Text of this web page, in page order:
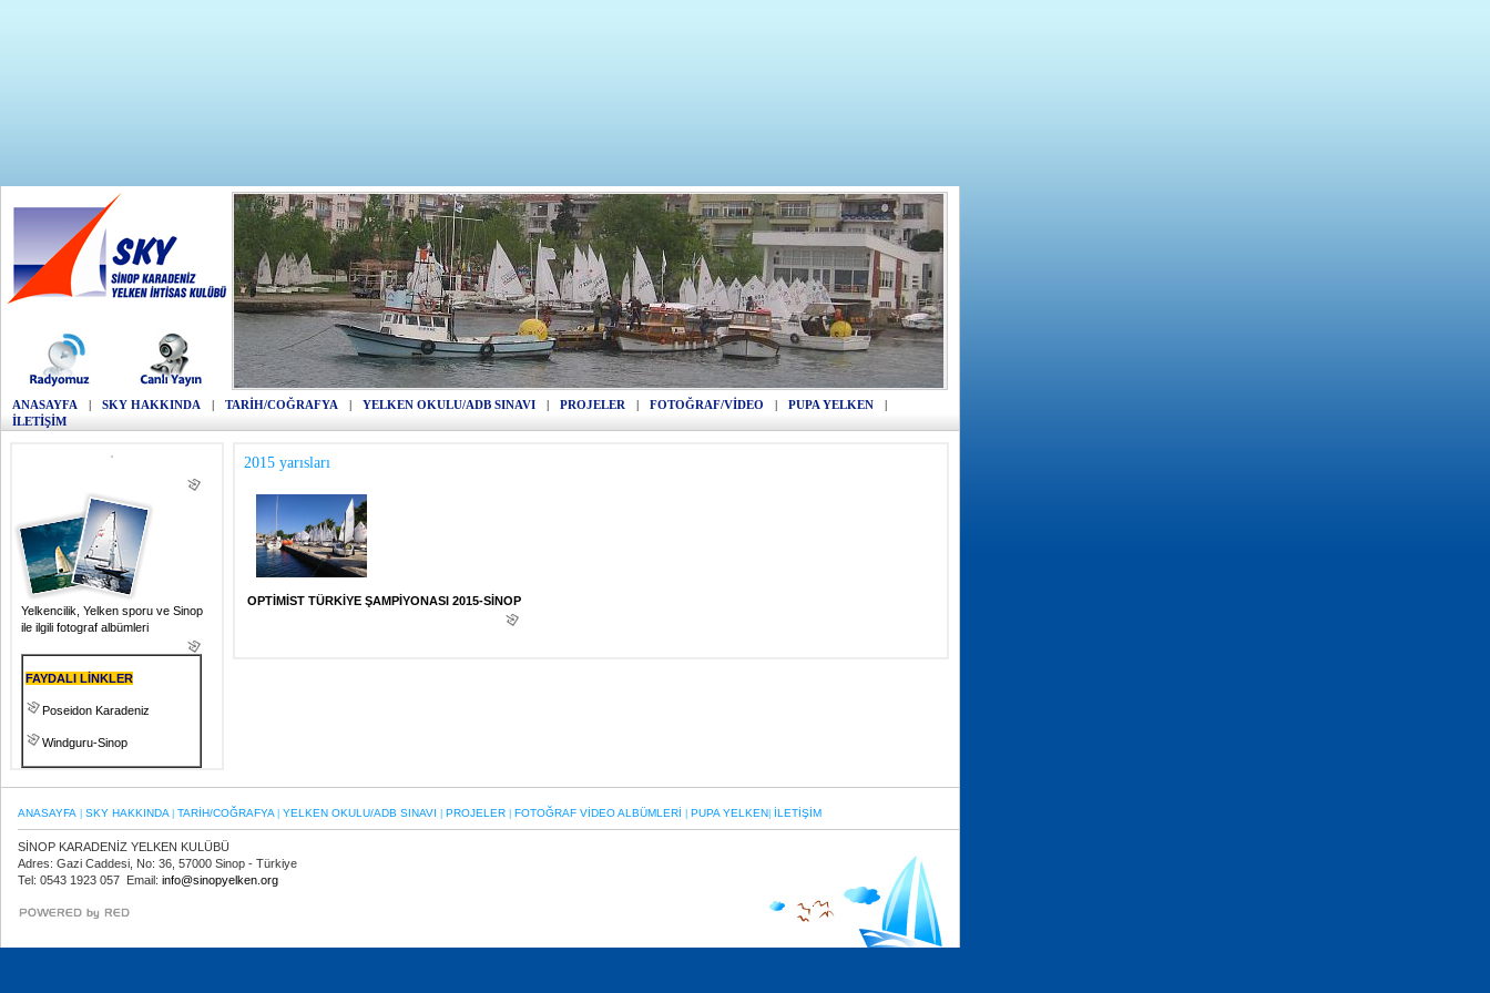
ANASAYFA | SKY HAKKINDA | TARİH/COĞRAFYA | YELKEN OKULU/ADB SINAVI | PROJELER | FOTOĞRAF/VİDEO | PUPA YELKEN
|
İLETİŞİM
Yelkencilik, Yelken sporu ve Sinop
ile ilgili fotograf albümleri
FAYDALI LİNKLER
Poseidon Karadeniz
Windguru-Sinop
2015 yarısları
OPTİMİST TÜRKİYE ŞAMPİYONASI 2015-SİNOP
ANASAYFA SKY HAKKINDA TARİH/COĞRAFYA YELKEN OKULU/ADB SINAVI PROJELER FOTOĞRAF VİDEO ALBÜMLERİ PUPA YELKEN İLETİŞİM
SİNOP KARADENİZ YELKEN KULÜBÜ
Adres: Gazi Caddesi, No: 36, 57000 Sinop - Türkiye
Tel: 0543 1923 057 Email: info@sinopyelken.org